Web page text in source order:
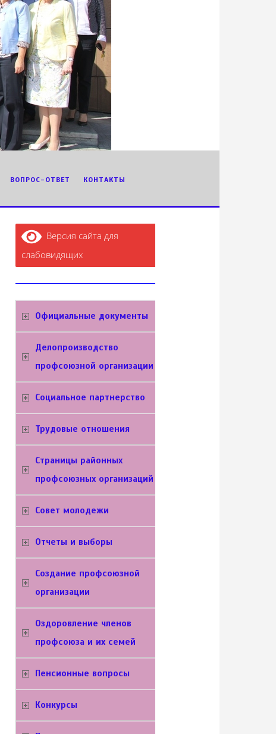
ВОПРОС-ОТВЕТ КОНТАКТЫ
Версия сайта для
слабовидящих
Официальные документы
Делопроизводство
профсоюзной организации
Социальное партнерство
Трудовые отношения
Cтраницы районных
профсоюзных организаций
Совет молодежи
Отчеты и выборы
Создание профсоюзной
организации
Оздоровление членов
профсоюза и их семей
Пенсионные вопросы
Конкурсы